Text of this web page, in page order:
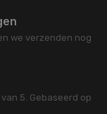
we verzenden nog
5. Gebaseerd op